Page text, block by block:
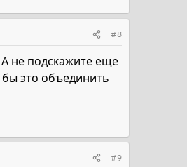
#8
не подскажите еще
бы это объединить
#9